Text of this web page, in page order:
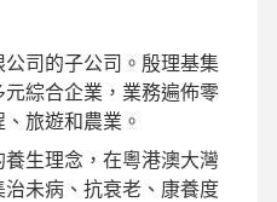
司的子公司。殷理基集
元綜合企業，業務遍佈零
旅遊和農業。
生理念，在粵港澳大灣
未病、抗衰老、康養度